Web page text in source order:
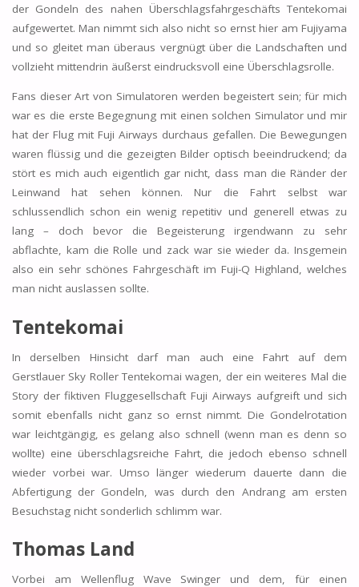
der Gondeln des nahen Überschlagsfahrgeschäfts Tentekomai
aufgewertet. Man nimmt sich also nicht so ernst hier am Fujiyama
und so gleitet man überaus vergnügt über die Landschaften und
vollzieht mittendrin äußerst eindrucksvoll eine Überschlagsrolle.
Fans dieser Art von Simulatoren werden begeistert sein; für mich
war es die erste Begegnung mit einen solchen Simulator und mir
hat der Flug mit Fuji Airways durchaus gefallen. Die Bewegungen
waren flüssig und die gezeigten Bilder optisch beeindruckend; da
stört es mich auch eigentlich gar nicht, dass man die Ränder der
Leinwand hat sehen können. Nur die Fahrt selbst war
schlussendlich schon ein wenig repetitiv und generell etwas zu
lang – doch bevor die Begeisterung irgendwann zu sehr
abflachte, kam die Rolle und zack war sie wieder da. Insgemein
also ein sehr schönes Fahrgeschäft im Fuji-Q Highland, welches
man nicht auslassen sollte.
Tentekomai
In derselben Hinsicht darf man auch eine Fahrt auf dem
Gerstlauer Sky Roller Tentekomai wagen, der ein weiteres Mal die
Story der fiktiven Fluggesellschaft Fuji Airways aufgreift und sich
somit ebenfalls nicht ganz so ernst nimmt. Die Gondelrotation
war leichtgängig, es gelang also schnell (wenn man es denn so
wollte) eine überschlagsreiche Fahrt, die jedoch ebenso schnell
wieder vorbei war. Umso länger wiederum dauerte dann die
Abfertigung der Gondeln, was durch den Andrang am ersten
Besuchstag nicht sonderlich schlimm war.
Thomas Land
Vorbei am Wellenflug Wave Swinger und dem, für einen